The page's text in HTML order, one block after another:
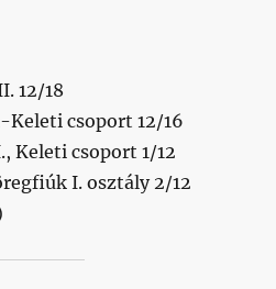
12/18
Keleti csoport 12/16
Keleti csoport 1/12
I. osztály 2/12